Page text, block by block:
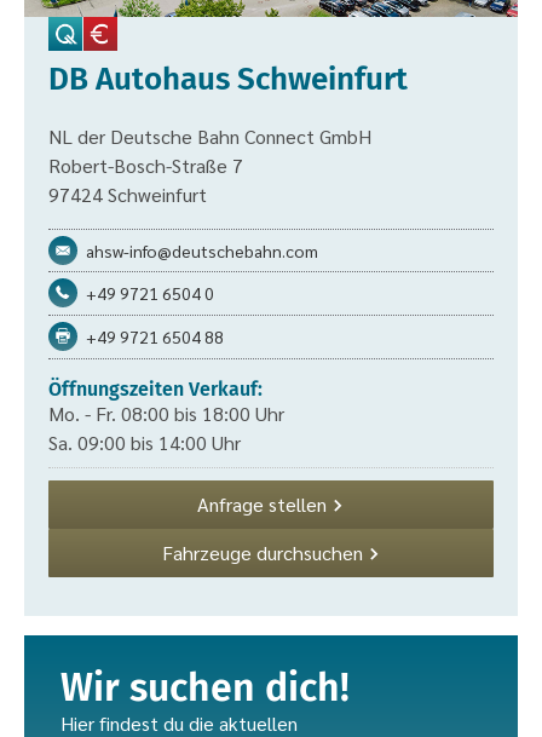
DB Autohaus Schweinfurt
NL der Deutsche Bahn Connect GmbH
Robert-Bosch-Straße 7
97424 Schweinfurt
ahsw-info@deutschebahn.com
+49 9721 6504 0
+49 9721 6504 88
Öffnungszeiten Verkauf:
Mo. - Fr. 08:00 bis 18:00 Uhr
Sa. 09:00 bis 14:00 Uhr
Anfrage stellen
Fahrzeuge durchsuchen
Wir suchen dich!
Hier findest du die aktuellen